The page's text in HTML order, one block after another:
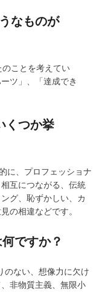
なものが
ことを考えてい
ツ」、「達成でき
くつか挙
に、プロフェッショナ
互につながる、伝統
グ、恥ずかしい、カ
の相違などです。
ですか？
のない、想像力に欠け
非物質主義、無限小